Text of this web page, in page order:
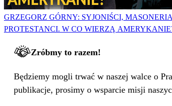
GRZEGORZ GÓRNY: SYJONIŚCI,
PROTESTANCI. W CO WIERZĄ
Zróbmy to razem!
Będziemy mogli trwać w naszej walce o
publikacje, prosimy o wsparcie misji